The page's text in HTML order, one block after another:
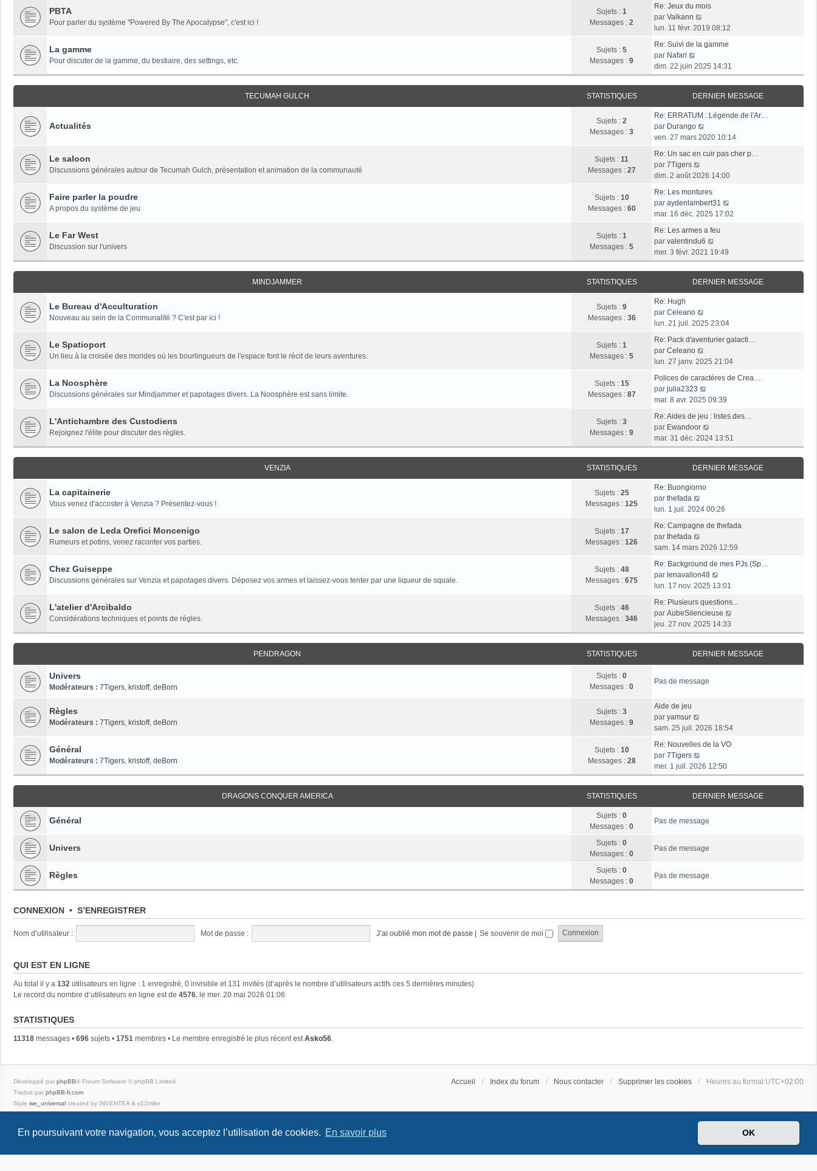
En poursuivant votre navigation, vous acceptez l’utilisation de cookies. En savoir plus OK
s
g
i
e
r
m
s
s
a
g
e
r
l
e
d
r
n
i
e
r
m
e
s
s
a
g
PBTA
Pour parler du système "Powered By The Apocalypse", c'est ici !
Sujets : 1
Messages : 2
Re: Jeux du mois
par Valkann
o
r
e
e
n
i
e
m
s
s
a
g
lun. 11 févr. 2019 08:12
La gamme
Pour discuter de la gamme, du bestiaire, des settings, etc.
Sujets : 5
Messages : 9
Re: Suivi de la gamme
par Nafari
o
i
r
l
e
d
e
r
n
i
e
m
e
s
s
a
g
e
dim. 22 juin 2025 14:31
TECUMAH GULCH STATISTIQUES DERNIER MESSAGE
Actualités Sujets : 2
Messages : 3
Re: ERRATUM : Légende de l'Ar…
par Durango
o
r
e
d
e
r
i
e
r
e
g
ven. 27 mars 2020 10:14
Le saloon
Discussions générales autour de Tecumah Gulch, présentation et animation de la communauté
Sujets : 11
Messages : 27
Re: Un sac en cuir pas cher p…
par 7Tigers
o
r
l
e
d
e
r
n
i
e
r
e
s
s
a
g
dim. 2 août 2026 14:00
Faire parler la poudre
A propos du système de jeu
Sujets : 10
Messages : 60
Re: Les montures
par aydenlambert31
o
e
m
s
s
mar. 16 déc. 2025 17:02
Le Far West
Discussion sur l'univers
Sujets : 1
Messages : 5
Re: Les armes a feu
par valentindu6
o
i
r
l
e
r
n
e
m
s
s
g
e
mer. 3 févr. 2021 19:49
MINDJAMMER STATISTIQUES DERNIER MESSAGE
Le Bureau d'Acculturation
Nouveau au sein de la Communalité ? C'est par ici !
Sujets : 9
Messages : 36
Re: Hugh
par Celeano
o
r
e
d
e
r
i
e
r
e
s
g
lun. 21 juil. 2025 23:04
Le Spatioport
Un lieu à la croisée des mondes où les bourlingueurs de l'espace font le récit de leurs aventures.
Sujets : 1
Messages : 5
Re: Pack d'aventurier galacti…
par Celeano
o
r
l
e
d
e
r
n
i
e
r
m
s
s
g
lun. 27 janv. 2025 21:04
La Noosphère
Discussions générales sur Mindjammer et papotages divers. La Noosphère est sans limite.
Sujets : 15
Messages : 87
Polices de caractères de Crea…
par julia2323
o
r
l
e
e
e
m
s
s
a
g
mar. 8 avr. 2025 09:39
L'Antichambre des Custodiens
Rejoignez l'élite pour discuter des règles.
Sujets : 3
Messages : 9
Re: Aides de jeu : listes des…
par Ewandoor
o
i
r
l
e
r
n
e
m
e
s
s
a
g
e
mar. 31 déc. 2024 13:51
VENZIA STATISTIQUES DERNIER MESSAGE
La capitainerie
Vous venez d'accoster à Venzia ? Présentez-vous !
Sujets : 25
Messages : 125
Re: Buongiorno
par thefada
o
r
e
d
e
r
i
e
r
e
a
lun. 1 juil. 2024 00:26
Le salon de Leda Orefici Moncenigo
Rumeurs et potins, venez raconter vos parties.
Sujets : 17
Messages : 126
Re: Campagne de thefada
par thefada
o
r
l
e
d
e
r
n
i
e
r
m
g
e
sam. 14 mars 2026 12:59
Chez Guiseppe
Discussions générales sur Venzia et papotages divers. Déposez vos armes et laissez-vous tenter par une liqueur de squale.
Sujets : 48
Messages : 675
Re: Background de mes PJs (Sp…
par lenavallon48
o
r
l
e
e
e
s
g
lun. 17 nov. 2025 13:01
L'atelier d'Arcibaldo
Considérations techniques et points de règles.
Sujets : 46
Messages : 346
Re: Plusieurs questions...
par AubeSilencieuse
i
r
l
e
e
s
s
a
g
jeu. 27 nov. 2025 14:33
PENDRAGON STATISTIQUES DERNIER MESSAGE
Univers
Modérateurs : 7Tigers, kristoff, deBorn
Sujets : 0
Messages : 0
Pas de message
Règles
Modérateurs : 7Tigers, kristoff, deBorn
Sujets : 3
Messages : 9
Aide de jeu
par yamsur
o
r
e
e
i
r
s
s
sam. 25 juil. 2026 18:54
Général
Modérateurs : 7Tigers, kristoff, deBorn
Sujets : 10
Messages : 28
Re: Nouvelles de la VO
par 7Tigers
o
i
r
l
e
d
n
e
s
mer. 1 juil. 2026 12:50
DRAGONS CONQUER AMERICA STATISTIQUES DERNIER MESSAGE
Général Sujets : 0
Messages : 0
Pas de message
Univers Sujets : 0
Messages : 0
Pas de message
Règles Sujets : 0
Messages : 0
Pas de message
CONNEXION • S’ENREGISTRER
Nom d’utilisateur : Mot de passe : J’ai oublié mon mot de passe | Se souvenir de moi
QUI EST EN LIGNE
Au total il y a 132 utilisateurs en ligne : 1 enregistré, 0 invisible et 131 invités (d’après le nombre d’utilisateurs actifs ces 5 dernières minutes)
Le record du nombre d’utilisateurs en ligne est de 4576, le mer. 20 mai 2026 01:06
STATISTIQUES
11318 messages • 696 sujets • 1751 membres • Le membre enregistré le plus récent estAsko56.
Accueil Index du forum Nous contacter Supprimer les cookies Heures au format UTC+02:00
Développé par phpBB® Forum Software © phpBB Limited
Traduit par phpBB-fr.com
Style we_universal created by INVENTEA & v12mike